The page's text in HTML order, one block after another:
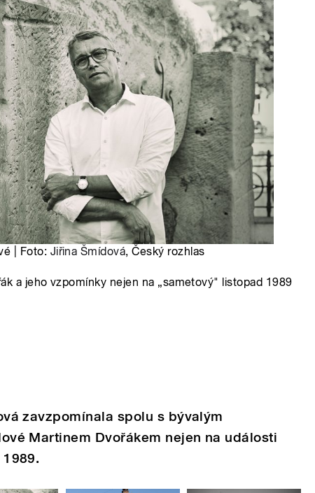
| Foto: Jiřina Šmídová, Český rozhlas
a jeho vzpomínky nejen na „sametový" listopad 1989
zavzpomínala spolu s bývalým
Martinem Dvořákem nejen na události